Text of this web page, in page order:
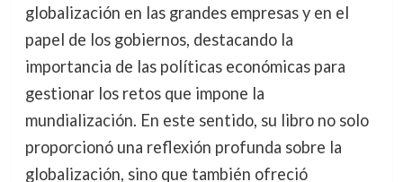
globalización en las grandes empresas y en el
papel de los gobiernos, destacando la
importancia de las políticas económicas para
gestionar los retos que impone la
mundialización. En este sentido, su libro no solo
proporcionó una reflexión profunda sobre la
globalización, sino que también ofreció